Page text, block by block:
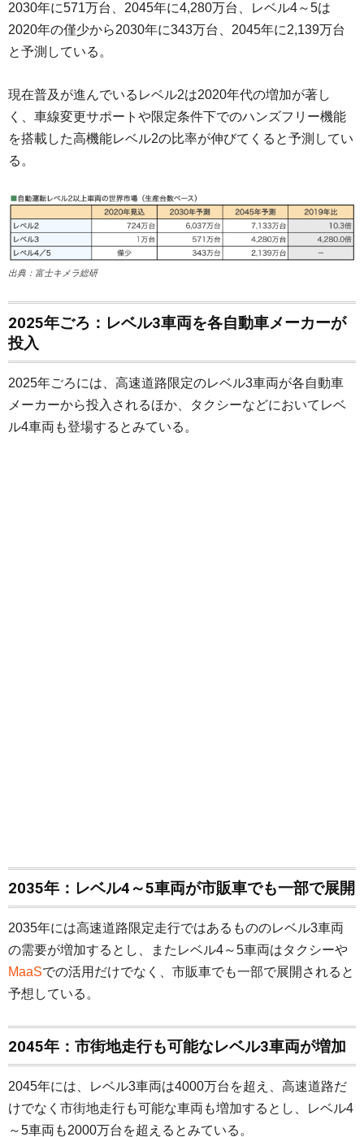
2030年に571万台、2045年に4,280万台、レベル4～5は
2020年の僅少から2030年に343万台、2045年に2,139万台
と予測している。
現在普及が進んでいるレベル2は2020年代の増加が著し
く、車線変更サポートや限定条件下でのハンズフリー機能
を搭載した高機能レベル2の比率が伸びてくると予測してい
る。
出典：富士キメラ総研
2025年ごろ：レベル3車両を各自動車メーカーが
投入
2025年ごろには、高速道路限定のレベル3車両が各自動車
メーカーから投入されるほか、タクシーなどにおいてレベ
ル4車両も登場するとみている。
2035年：レベル4～5車両が市販車でも一部で展開
2035年には高速道路限定走行ではあるもののレベル3車両
の需要が増加するとし、またレベル4～5車両はタクシーや
MaaSでの活用だけでなく、市販車でも一部で展開されると
予想している。
2045年：市街地走行も可能なレベル3車両が増加
2045年には、レベル3車両は4000万台を超え、高速道路だ
けでなく市街地走行も可能な車両も増加するとし、レベル4
～5車両も2000万台を超えるとみている。